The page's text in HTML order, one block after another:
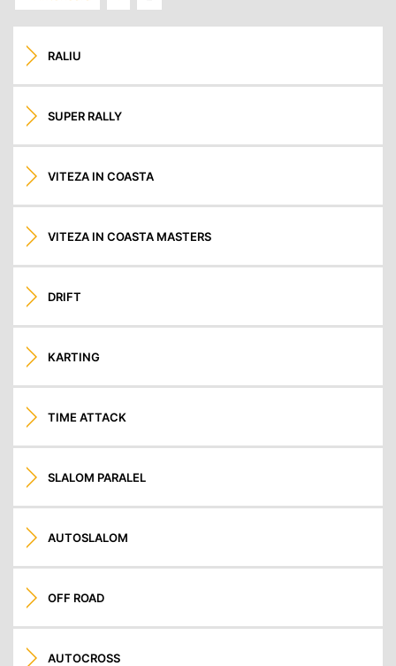
RALIU
SUPER RALLY
VITEZA IN COASTA
VITEZA IN COASTA MASTERS
DRIFT
KARTING
TIME ATTACK
SLALOM PARALEL
AUTOSLALOM
OFF ROAD
AUTOCROSS